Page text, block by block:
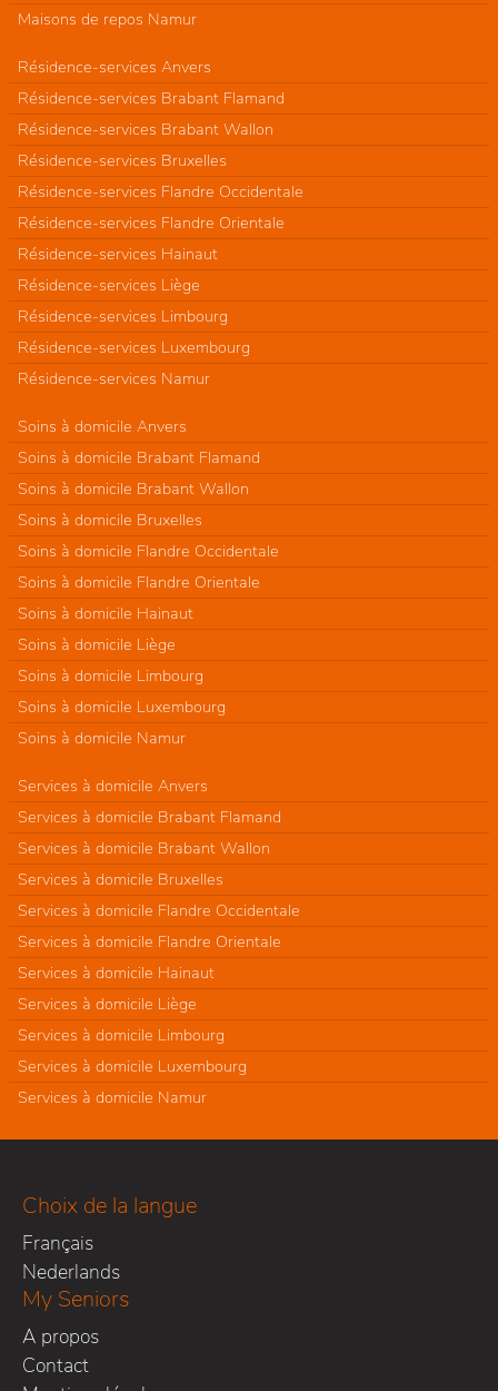
Maisons de repos Namur
Résidence-services Anvers
Résidence-services Brabant Flamand
Résidence-services Brabant Wallon
Résidence-services Bruxelles
Résidence-services Flandre Occidentale
Résidence-services Flandre Orientale
Résidence-services Hainaut
Résidence-services Liège
Résidence-services Limbourg
Résidence-services Luxembourg
Résidence-services Namur
Soins à domicile Anvers
Soins à domicile Brabant Flamand
Soins à domicile Brabant Wallon
Soins à domicile Bruxelles
Soins à domicile Flandre Occidentale
Soins à domicile Flandre Orientale
Soins à domicile Hainaut
Soins à domicile Liège
Soins à domicile Limbourg
Soins à domicile Luxembourg
Soins à domicile Namur
Services à domicile Anvers
Services à domicile Brabant Flamand
Services à domicile Brabant Wallon
Services à domicile Bruxelles
Services à domicile Flandre Occidentale
Services à domicile Flandre Orientale
Services à domicile Hainaut
Services à domicile Liège
Services à domicile Limbourg
Services à domicile Luxembourg
Services à domicile Namur
Choix de la langue
Français
Nederlands
My Seniors
A propos
Contact